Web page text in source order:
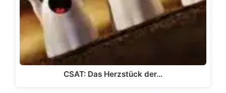
CSAT: Das Herzstück der…